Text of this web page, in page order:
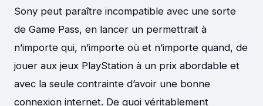
Sony peut paraître incompatible avec une sorte
de Game Pass, en lancer un permettrait à
n’importe qui, n’importe où et n’importe quand, de
jouer aux jeux PlayStation à un prix abordable et
avec la seule contrainte d’avoir une bonne
connexion internet. De quoi véritablement